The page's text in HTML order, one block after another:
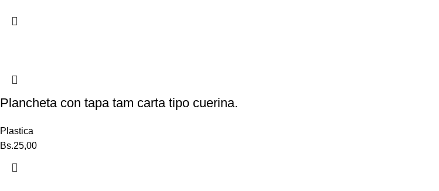
Plancheta con tapa tam carta tipo cuerina.
Plastica
Bs.25,00